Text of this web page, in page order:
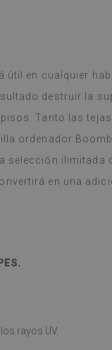
útil en cualquier
destruir la
Tanto las
ordenador
selección ilimitada
en una
rayos UV.